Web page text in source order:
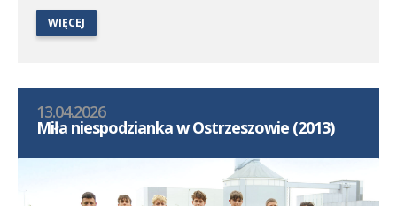
Krawczewski. Druga drużyna przegrała w Dominowie 1:5 (0:0) z
Lechem Poznań/Dominowo-Krzykosy.
WIĘCEJ
13.04.2026
Miła niespodzianka w Ostrzeszowie (2013)